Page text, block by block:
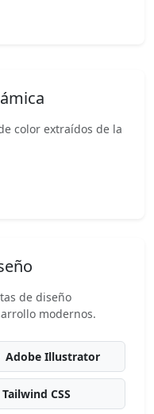
color extraídos de la
de diseño
modernos.
Adobe Illustrator
Tailwind CSS